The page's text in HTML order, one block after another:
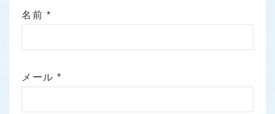
名前 *
メール*